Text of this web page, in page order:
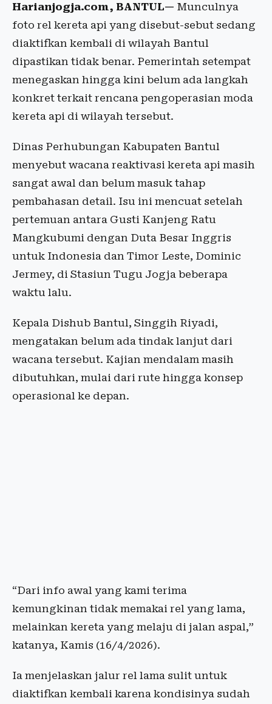
Harianjogja.com, BANTUL— Munculnya
foto rel kereta api yang disebut-sebut sedang
diaktifkan kembali di wilayah Bantul
dipastikan tidak benar. Pemerintah setempat
menegaskan hingga kini belum ada langkah
konkret terkait rencana pengoperasian moda
kereta api di wilayah tersebut.
Dinas Perhubungan Kabupaten Bantul
menyebut wacana reaktivasi kereta api masih
sangat awal dan belum masuk tahap
pembahasan detail. Isu ini mencuat setelah
pertemuan antara Gusti Kanjeng Ratu
Mangkubumi dengan Duta Besar Inggris
untuk Indonesia dan Timor Leste, Dominic
Jermey, di Stasiun Tugu Jogja beberapa
waktu lalu.
Kepala Dishub Bantul, Singgih Riyadi,
mengatakan belum ada tindak lanjut dari
wacana tersebut. Kajian mendalam masih
dibutuhkan, mulai dari rute hingga konsep
operasional ke depan.
“Dari info awal yang kami terima
kemungkinan tidak memakai rel yang lama,
melainkan kereta yang melaju di jalan aspal,”
katanya, Kamis (16/4/2026).
Ia menjelaskan jalur rel lama sulit untuk
diaktifkan kembali karena kondisinya sudah